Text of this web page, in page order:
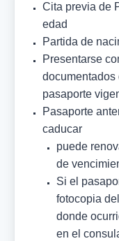
Cita previa de
edad
Partida de
Presentarse
documentados
pasaporte
Pasaporte
caducar
puede
de
Si el
fotocopia
donde
en el